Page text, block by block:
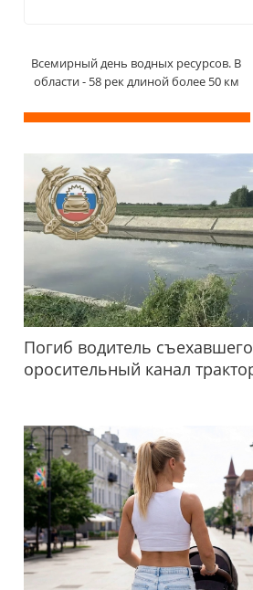
Всемирный день водных ресурсов. В
области - 58 рек длиной более 50 км
Погиб водитель
оросительный канал